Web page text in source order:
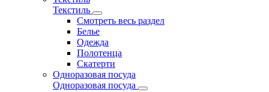
Текстиль
Смотреть весь раздел
Белье
Одежда
Полотенца
Скатерти
Одноразовая посуда
Одноразовая посуда